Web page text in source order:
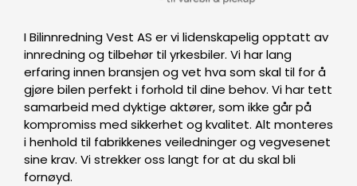
I Bilinnredning Vest AS er vi lidenskapelig opptatt av
innredning og tilbehør til yrkesbiler. Vi har lang
erfaring innen bransjen og vet hva som skal til for å
gjøre bilen perfekt i forhold til dine behov. Vi har tett
samarbeid med dyktige aktører, som ikke går på
kompromiss med sikkerhet og kvalitet. Alt monteres
i henhold til fabrikkenes veiledninger og vegvesenet
sine krav. Vi strekker oss langt for at du skal bli
fornøyd.